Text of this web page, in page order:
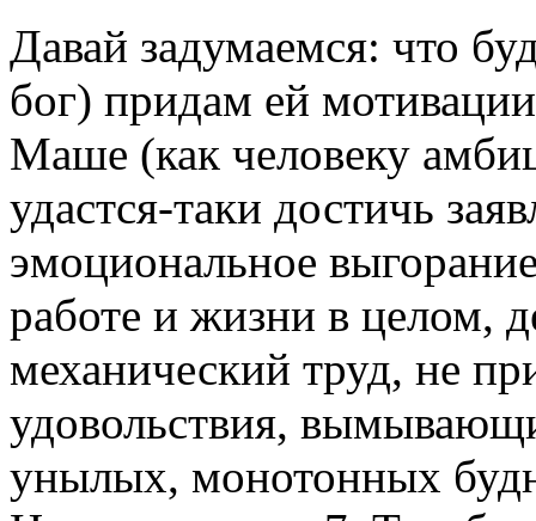
Давай задумаемся: что
бог) придам ей
Маше (как человеку
удастся-таки достичь
эмоциональное
работе и жизни в целом,
механический труд, не
удовольствия,
унылых, монотонных